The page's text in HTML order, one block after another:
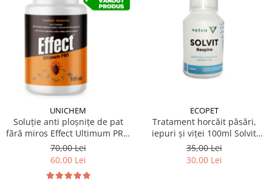
UNICHEM
Soluție anti ploșnițe de pat
fără miros Effect Ultimum PRO
100 ml
70,00 Lei
60,00 Lei
ECOPET
Tratament horcăit păsări,
iepuri și viței 100ml Solvit
Respiro
35,00 Lei
30,00 Lei